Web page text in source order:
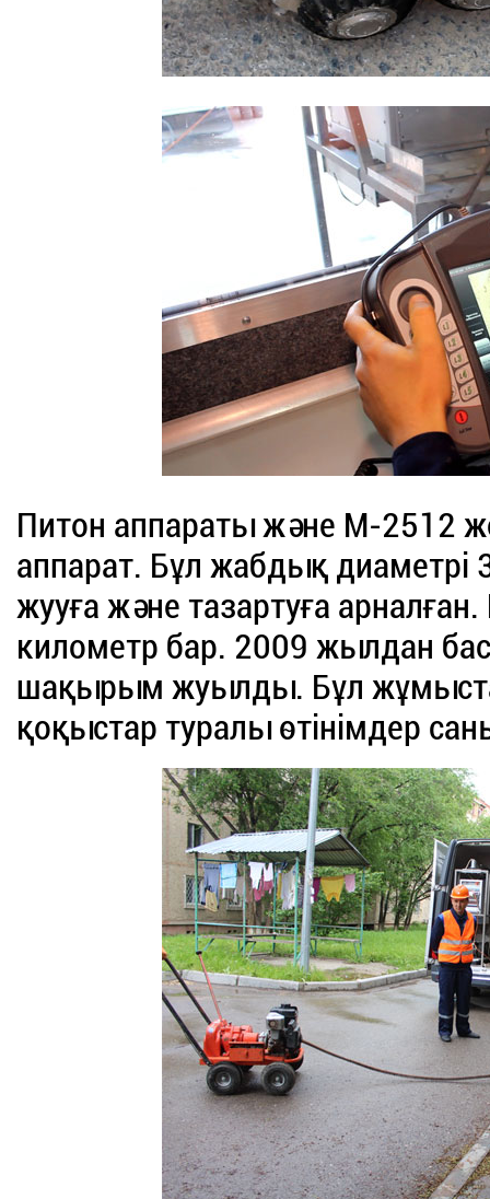
Питон аппараты және М-2512
аппарат. Бұл жабдық диаметрі
жууға және тазартуға
километр бар. 2009 жылдан
шақырым жуылды. Бұл
қоқыстар туралы өтінімдер